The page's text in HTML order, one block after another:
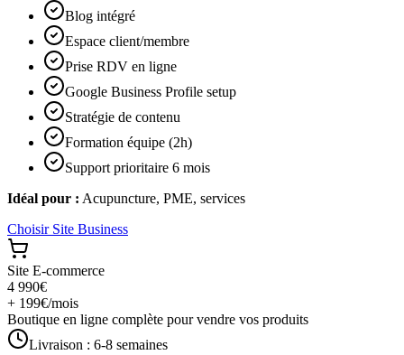
Blog intégré
Espace client/membre
Prise RDV en ligne
Google Business Profile setup
Stratégie de contenu
Formation équipe (2h)
Support prioritaire 6 mois
Idéal pour : Acupuncture, PME, services
Choisir Site Business
Site E-commerce
4 990€
+ 199€/mois
Boutique en ligne complète pour vendre vos produits
Livraison : 6-8 semaines